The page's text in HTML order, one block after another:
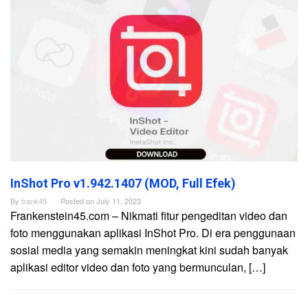
InShot Pro v1.942.1407 (MOD, Full Efek)
By frank45 Posted onJuly 11, 2023
Frankenstein45.com – Nikmati fitur pengeditan video dan
foto menggunakan aplikasi InShot Pro. Di era penggunaan
sosial media yang semakin meningkat kini sudah banyak
aplikasi editor video dan foto yang bermunculan, […]